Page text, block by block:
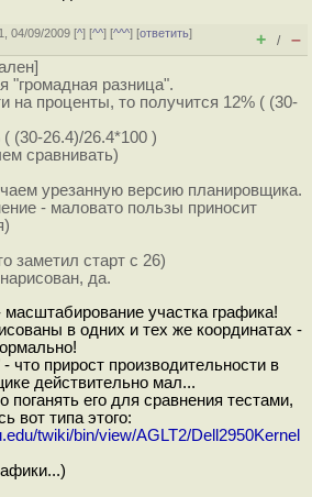
04/09/2009 [^] [^^] [^^^] [ответить]
+ / –
"громадная разница".
на проценты, то получится 12% ( (30-
(30-26.4)/26.4*100 )
сравнивать)
урезанную версию планировщика.
- маловато пользы приносит
заметил старт с 26)
да.
участка графика!
в одних и тех же координатах -
что прирост производительности в
действительно мал...
его для сравнения тестами,
вот типа этого:
twiki/bin/view/AGLT2/Dell2950Kernel